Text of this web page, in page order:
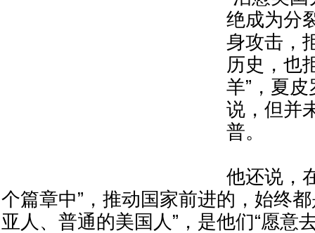
绝成为分
身攻击，
历史，也
羊”，夏
说，但并
普。
他还说，
个篇章中”，推动国家前进的，始终
亚人、普通的美国人”，是他们“愿意